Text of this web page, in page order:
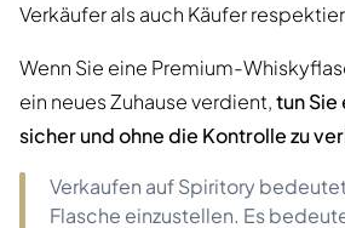
Verkäufer als auch Käufer
Wenn Sie eine Premium-
ein neues Zuhause verdient,tun
sicher und ohne die Kontrolle zu
Verkaufen auf Spiritory
Flasche einzustellen. Es